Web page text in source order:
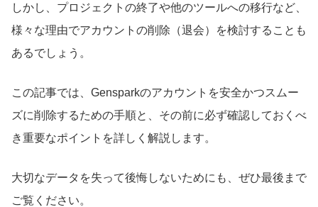
しかし、プロジェクトの終了や他のツールへの移行など、
様々な理由でアカウントの削除（退会）を検討することも
あるでしょう。
この記事では、Gensparkのアカウントを安全かつスムー
ズに削除するための手順と、その前に必ず確認しておくべ
き重要なポイントを詳しく解説します。
大切なデータを失って後悔しないためにも、ぜひ最後まで
ご覧ください。